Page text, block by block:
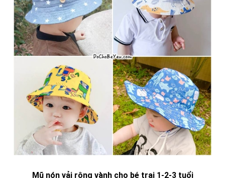
Mũ nón vải rộng vành cho bé trai 1-2-3 tuổi